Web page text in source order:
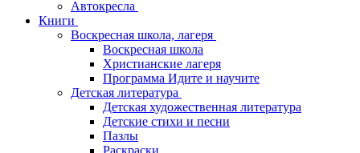
Автокресла
Книги
Воскресная школа, лагеря
Воскресная школа
Христианские лагеря
Программа Идите и научите
Детская литература
Детская художественная литература
Детские стихи и песни
Пазлы